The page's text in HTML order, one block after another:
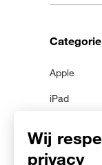
Categorie
Apple
iPad
Galaxy Tab